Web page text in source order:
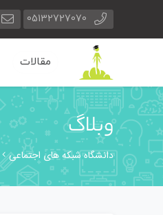
05132727070
مقالات
وبلاگ
دانشگاه شبکه های اجتماعی